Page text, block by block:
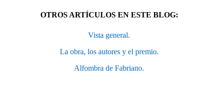
OTROS ARTÍCULOS EN ESTE BLOG:
Vista general.
La obra, los autores y el premio.
Alfombra de Fabriano.